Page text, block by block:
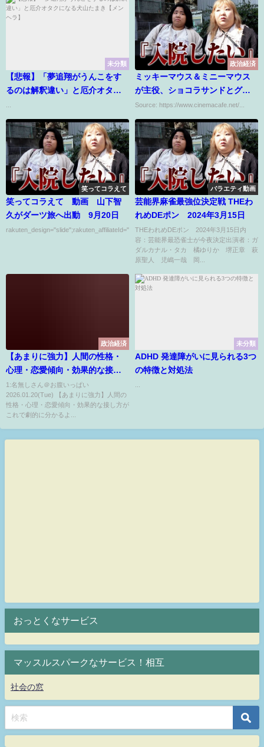
未分類
【悲報】「夢追翔がうんこをす
るのは解釈違い」と厄介オタク
政治経済
ミッキーマウス＆ミニーマウス
が主役、ショコラサンドとグッ
ズが登場「Disney SWEETS
Source: https://www.cinemacafe.net/...
笑ってコラえて
笑ってコラえて 動画 山下智
久がダーツ旅へ出動 9月20日
rakuten_design="slide";rakuten_affiliateId="00ed0224.63...
バラエティ動画
芸能界麻雀最強位決定戦 THEわ
れめDEポン 2024年3月15日
THEわれめDEポン 2024年3月15日内
容：芸能界最恐雀士が今夜決定出演者：ガ
ダルカナル・タカ 橘ゆりか 堺正章 萩
原聖人 児嶋一哉 岡...
政治経済
【あまりに強力】人間の性格・
心理・恋愛傾向・効果的な接し
方がこれで劇的に分かるように
なります【岡田斗司夫切り抜き/
切り取り/としおを追う/4タイプ/
1:名無しさん＠お腹いっぱい
2026.01.20(Tue) 【あまりに強力】人間の
性格・心理・恋愛傾向・効果的な接し方が
これで劇的に分かるよ...
未分類
ADHD 発達障がいに見られる3つ
の特徴と対処法
おっとくなサービス
マッスルスパークなサービス！相互
社会の窓